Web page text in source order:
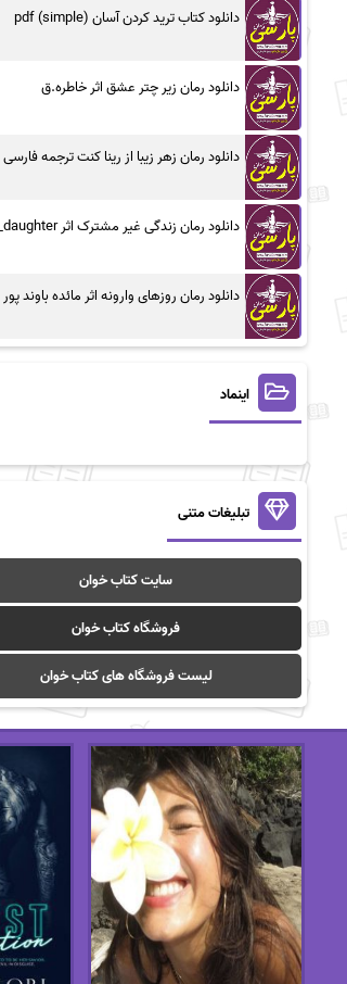
دانلود کتاب ترید کردن آسان (simple) pdf
دانلود رمان زیر چتر عشق اثر خاطره.ق
دانلود رمان زهر زیبا از رینا کنت ترجمه فارسی
دانلود رمان زندگی غیر مشترک اثر sun_daughter
دانلود رمان روزهای وارونه اثر مائده باوند پور
اینماد
تبلیغات متنی
سایت کتاب خوان
فروشگاه کتاب خوان
لیست فروشگاه های کتاب خوان